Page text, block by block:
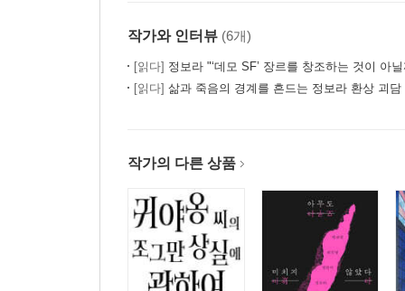
작가와 인터뷰 (6개)
[읽다] 정보라 "‘데모 SF’ 장르를 창조하는 것이 아
[읽다] 삶과 죽음의 경계를 흔드는 정보라 환상 괴담
작가의 다른 상품